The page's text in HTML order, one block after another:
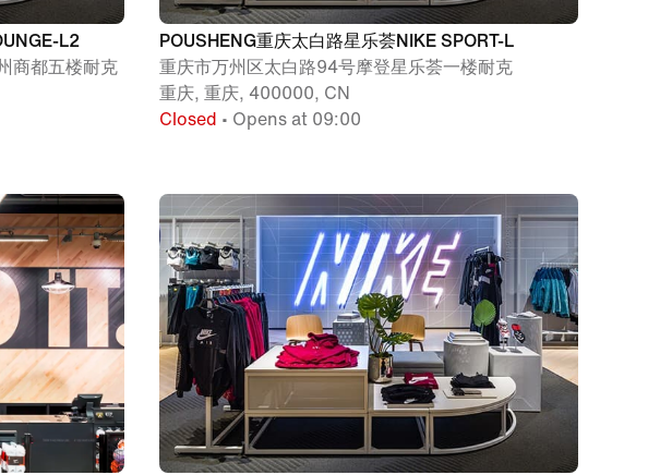
L2
商都五楼耐克
POUSHENG重庆太白路星乐荟NIKE SPORT-L
重庆市万州区太白路94号摩登星乐荟一楼耐克
重庆, 重庆, 400000, CN
Closed • Opens at 09:00